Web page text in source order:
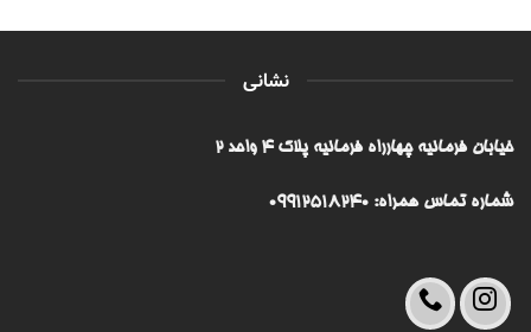
نشانی
خیابان فرمانیه چهارراه فرمانیه پلاک ۴ واحد ۲
شماره تماس همراه: 09912518240